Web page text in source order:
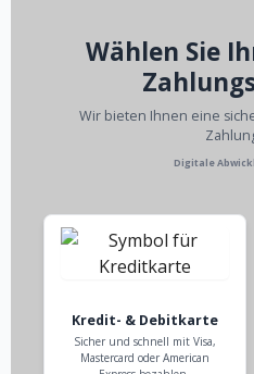
Wählen Sie
Wir bieten Ihnen eine
Digitale
Kredit- & Debitkarte
Sicher und schnell mit Visa,
Mastercard oder American